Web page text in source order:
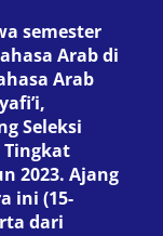
semester
Arab di
Arab
Seleksi
Tingkat
2023. Ajang
ini (15-
dari